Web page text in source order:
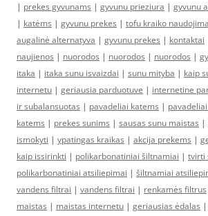
| prekes gyvunams | gyvunu prieziura | gyvunu
| katėms | gyvunu prekes | tofu kraiko
augalinė alternatyva | gyvunu prekes | kontaktai
naujienos | nuorodos | nuorodos | nuorodos |
itaka | itaka sunu isvaizdai | sunu mityba | kaip
internetu | geriausia parduotuve | internetine
ir subalansuotas | pavadeliai katems |
katems | prekes sunims | sausas sunu maistas |
ismokyti | ypatingas kraikas | akcija prekems |
kaip issirinkti | polikarbonatiniai šiltnamiai | tvirti
polikarbonatiniai atsiliepimai | šiltnamiai
vandens filtrai | vandens filtrai | renkamės filtrus
maistas | maistas internetu | geriausias ėdalas |